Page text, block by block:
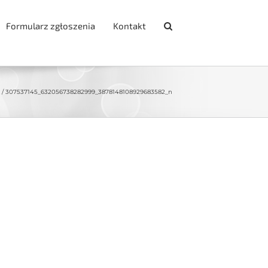
Formularz zgłoszenia Kontakt
307537145_632056738282999_3878148108929683582_n